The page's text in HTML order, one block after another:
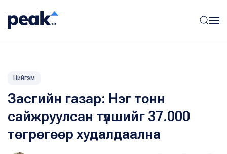
Нийгэм
Засгийн газар: Нэг тонн
сайжруулсан түлшийг 37.000
төгрөгөөр худалдаална